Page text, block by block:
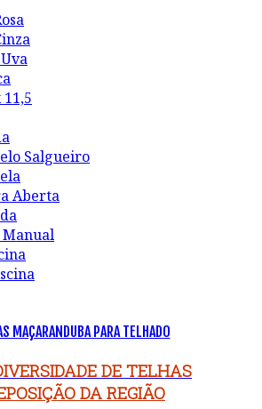
Salgueiro
Aberta
MAÇARANDUBA PARA TELHADO
DE TELHAS
DA REGIÃO